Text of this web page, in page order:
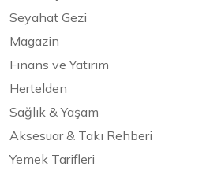
Seyahat Gezi
Magazin
Finans ve Yatırım
Hertelden
Sağlık & Yaşam
Aksesuar & Takı Rehberi
Yemek Tarifleri